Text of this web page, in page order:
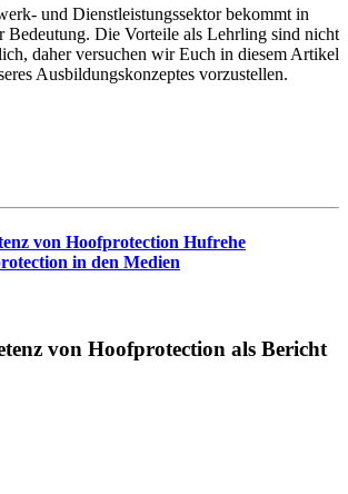
und Dienstleistungssektor bekommt in
Bedeutung. Die Vorteile als Lehrling sind nicht
daher versuchen wir Euch in diesem Artikel
Ausbildungskonzeptes vorzustellen.
Hufrehe
in den Medien
von Hoofprotection als Bericht